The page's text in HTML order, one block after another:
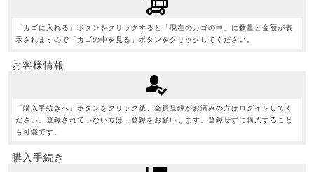
「カゴに入れる」ボタンをクリックすると「現在のカゴの中」に数量と金額が表
示されますので「カゴの中を見る」ボタンをクリックしてください。
お客様情報
「購入手続きへ」ボタンをクリック後、会員登録がお済みの方はログインしてく
ださい。登録されていない方は、登録をお願いします。登録せずに購入すること
も可能です。
購入手続き